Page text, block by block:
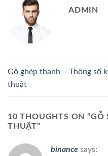
ADMIN
Gỗ ghép thanh – Thông số
thuật
10 THOUGHTS ON “GỖ
THUẬT”
binance says: